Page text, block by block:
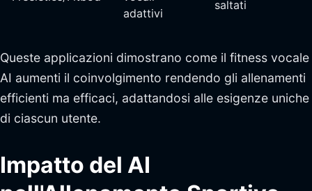
adattivi
saltati
Queste applicazioni dimostrano come il fitness vocale
AI aumenti il coinvolgimento rendendo gli allenamenti
efficienti ma efficaci, adattandosi alle esigenze uniche
di ciascun utente.
Impatto del AI